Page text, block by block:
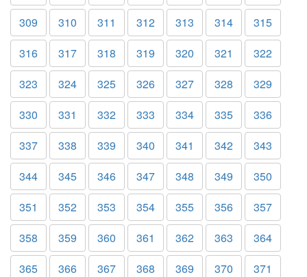
309
310 311 312 313 314
315
316
317 318 319 320 321
322
323
324 325 326 327 328
329
330
331 332 333 334 335
336
337
338 339 340 341 342
343
344
345 346 347 348 349
350
351
352 353 354 355 356
357
358
359 360 361 362 363
364
365
366 367 368 369 370
371